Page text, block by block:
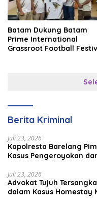
Batam Dukung Batam
Prime International
Grassroot Football
Berita Kriminal
Juli 23, 2026
Kapolresta Barelang
Kasus Pengeroyokan
Juli 23, 2026
Advokat Tujuh
dalam Kasus Homestay